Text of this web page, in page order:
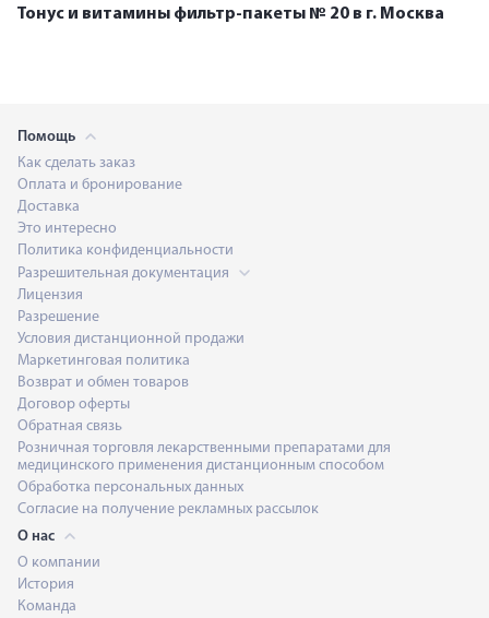
Тонус и витамины фильтр-пакеты № 20 в г. Москва
Помощь
Как сделать заказ
Оплата и бронирование
Доставка
Это интересно
Политика конфиденциальности
Разрешительная документация
Лицензия
Разрешение
Условия дистанционной продажи
Маркетинговая политика
Возврат и обмен товаров
Договор оферты
Обратная связь
Розничная торговля лекарственными препаратами для
медицинского применения дистанционным способом
Обработка персональных данных
Согласие на получение рекламных рассылок
О нас
О компании
История
Команда